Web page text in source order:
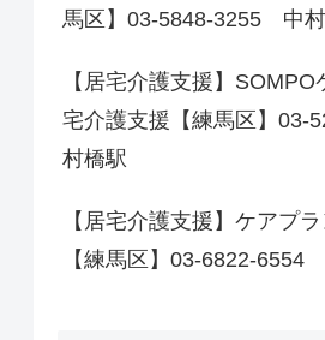
馬区】03-5848-3255 中
【居宅介護支援】
宅介護支援【練馬区】03-
村橋駅
【居宅介護支援】ケアプ
【練馬区】03-6822-6554